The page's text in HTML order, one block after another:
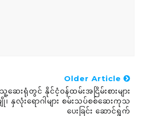
Older Article
ေးရုံတွင် နိုင်ငံ့ဝန်ထမ်းအငြိမ်းစားများ
၊ နှလုံးရောဂါများ စမ်းသပ်စစ်‌ဆေးကုသ
ပေးခြင်း ဆောင်ရွက်